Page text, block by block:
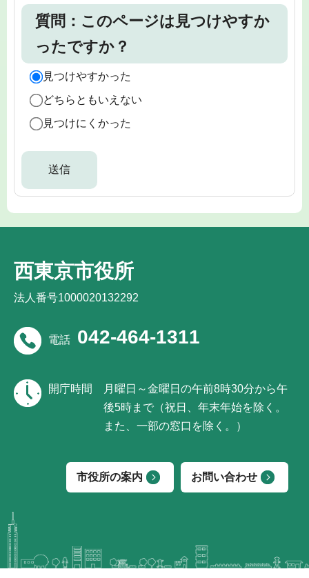
質問：このページは見つけやすか
ったですか？
見つけやすかった
どちらともいえない
見つけにくかった
西東京市役所
法人番号1000020132292
電話 042-464-1311
開庁時間
月曜日～金曜日の午前8時30分から午
後5時まで（祝日、年末年始を除く。
また、一部の窓口を除く。）
市役所の案内 お問い合わせ